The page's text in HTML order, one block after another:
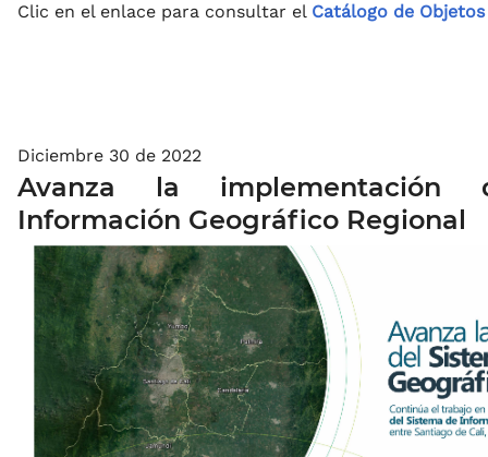
Clic en el enlace para consultar el Catálogo de
Diciembre 30 de 2022
Avanza la implementación
Información Geográfico Regional